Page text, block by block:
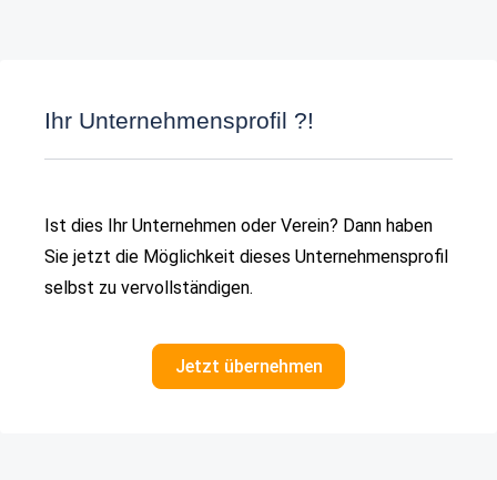
Ihr Unternehmensprofil ?!
Ist dies Ihr Unternehmen oder Verein? Dann haben
Sie jetzt die Möglichkeit dieses Unternehmensprofil
selbst zu vervollständigen.
Jetzt übernehmen